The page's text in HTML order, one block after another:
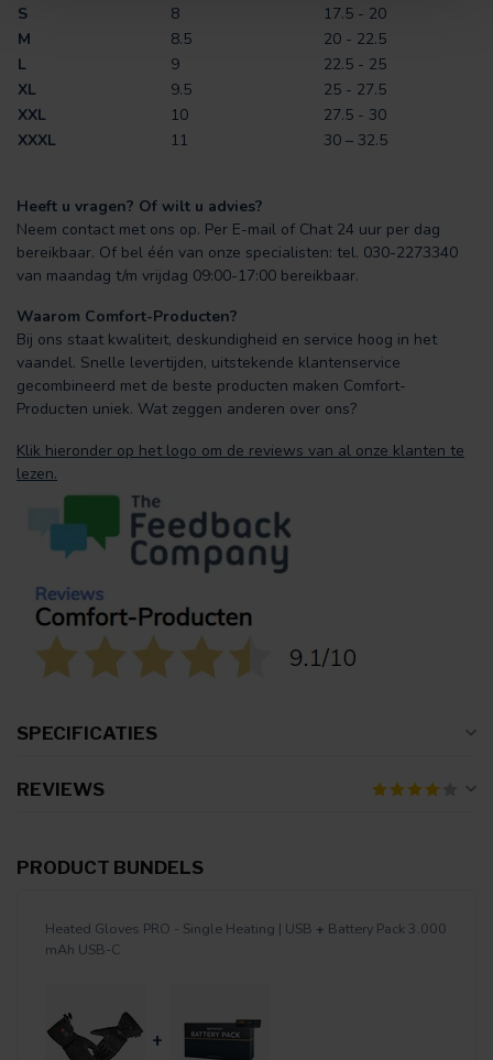
S
8
17.5 - 20
M
8.5
20 - 22.5
L
9
22.5 - 25
XL
9.5
25 - 27.5
XXL
10
27.5 - 30
XXXL
11 30 – 32.5
Heeft u vragen? Of wilt u advies?
Neem contact met ons op. Per E-mail of Chat 24 uur per dag
bereikbaar. Of bel één van onze specialisten: tel. 030-2273340
van maandag t/m vrijdag 09:00-17:00 bereikbaar.
Waarom Comfort-Producten?
Bij ons staat kwaliteit, deskundigheid en service hoog in het
vaandel. Snelle levertijden, uitstekende klantenservice
gecombineerd met de beste producten maken Comfort-
Producten uniek. Wat zeggen anderen over ons?
Klik hieronder op het logo om de reviews van al onze klanten te
lezen.
SPECIFICATIES
REVIEWS
PRODUCT BUNDELS
Heated Gloves PRO - Single Heating | USB + Battery Pack 3.000
mAh USB-C
+